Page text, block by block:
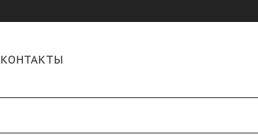
КОНТАКТЫ